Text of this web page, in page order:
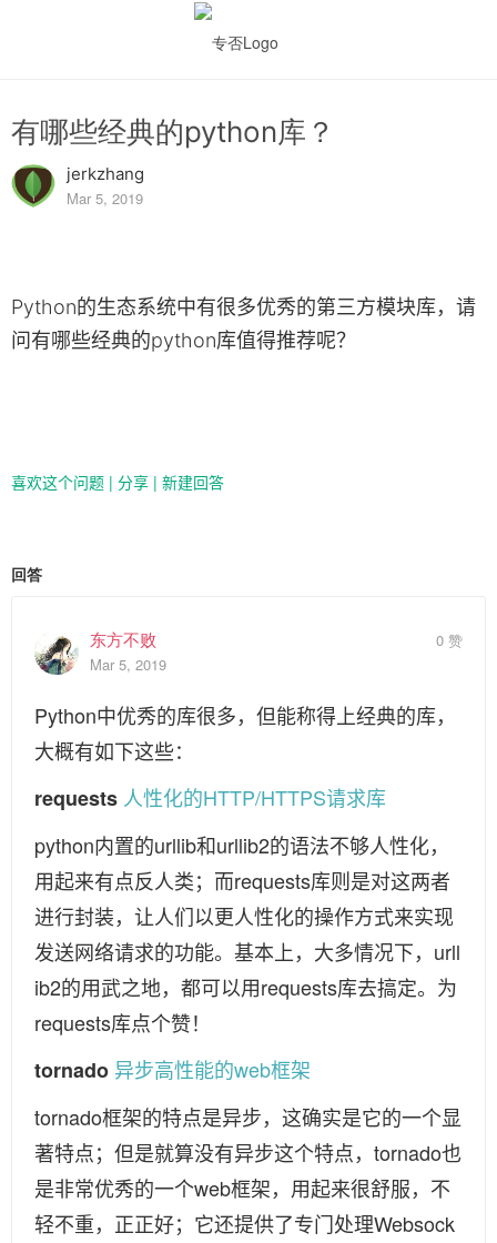
有哪些经典的python库？
jerkzhang
Mar 5, 2019
Python的生态系统中有很多优秀的第三方模块库，请
问有哪些经典的python库值得推荐呢？
喜欢这个问题 | 分享 | 新建回答
回答
东方不败
Mar 5, 2019
0 赞
Python中优秀的库很多，但能称得上经典的库，
大概有如下这些：
requests 人性化的HTTP/HTTPS请求库
python内置的urllib和urllib2的语法不够人性化，
用起来有点反人类；而requests库则是对这两者
进行封装，让人们以更人性化的操作方式来实现
发送网络请求的功能。基本上，大多情况下，urll
ib2的用武之地，都可以用requests库去搞定。为
requests库点个赞！
tornado 异步高性能的web框架
tornado框架的特点是异步，这确实是它的一个显
著特点；但是就算没有异步这个特点，tornado也
是非常优秀的一个web框架，用起来很舒服，不
轻不重，正正好；它还提供了专门处理Websock